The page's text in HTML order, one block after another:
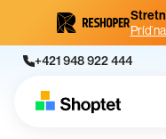
Príď
+421 948 922 444